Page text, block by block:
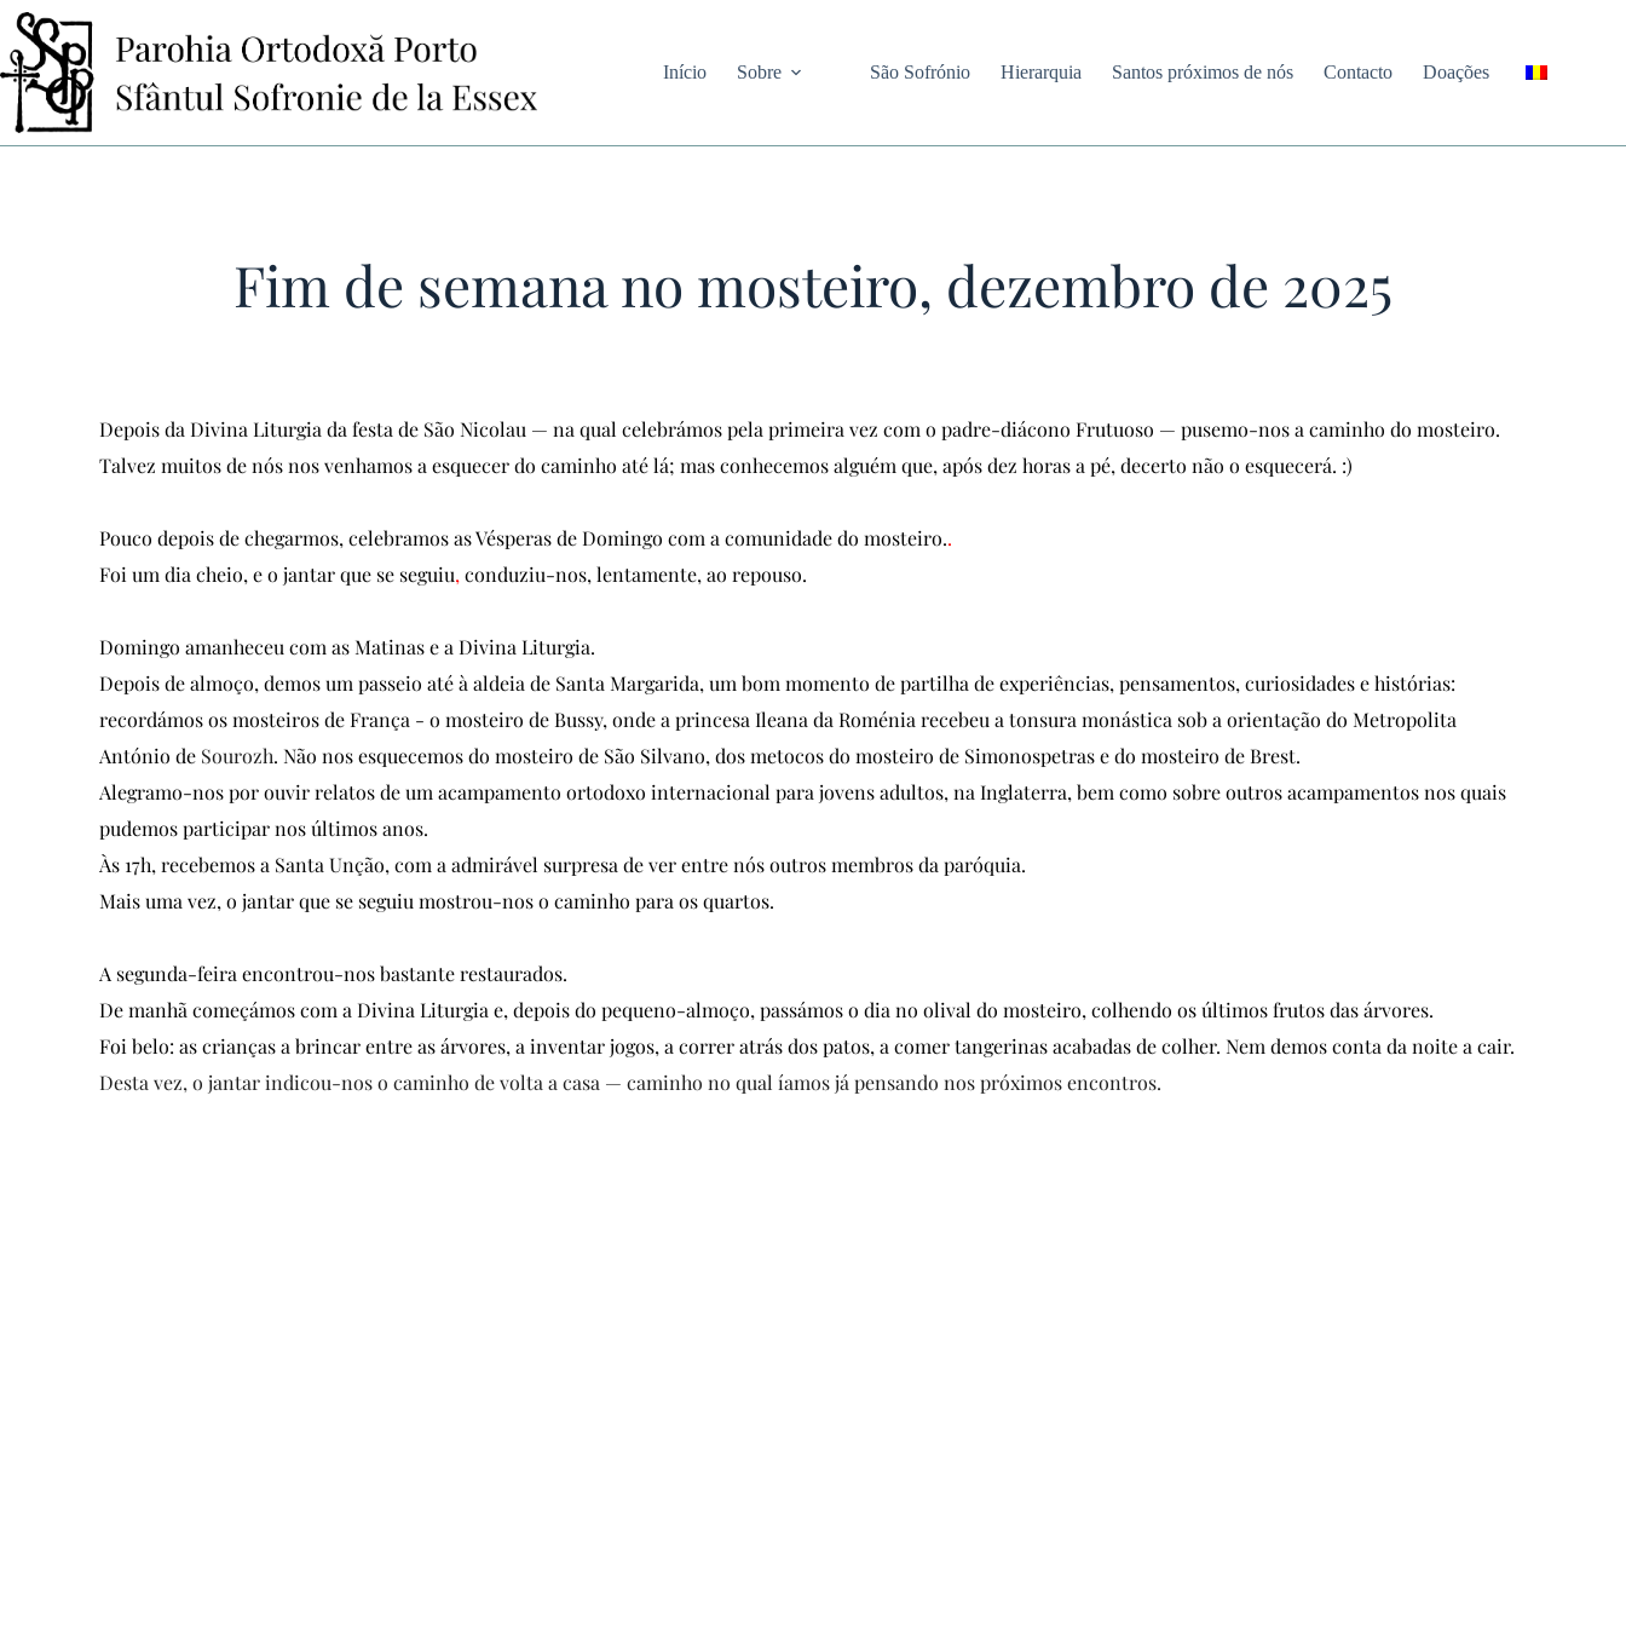
Pular
para
conteúdo
Início Sobre São Sofrónio Hierarquia Santos próximos de nós Contacto Doações
Fim de semana no mosteiro, dezembro de 2025
Depois da Divina Liturgia da festa de São Nicolau — na qual celebrámos pela primeira vez com o padre-diácono Frutuoso — pusemo-nos a caminho do mosteiro.
Talvez muitos de nós nos venhamos a esquecer do caminho até lá; mas conhecemos alguém que, após dez horas a pé, decerto não o esquecerá. :)
Pouco depois de chegarmos, celebramos as Vésperas de Domingo com a comunidade do mosteiro..
Foi um dia cheio, e o jantar que se seguiu, conduziu-nos, lentamente, ao repouso.
Domingo amanheceu com as Matinas e a Divina Liturgia.
Depois de almoço, demos um passeio até à aldeia de Santa Margarida, um bom momento de partilha de experiências, pensamentos, curiosidades e histórias:
recordámos os mosteiros de França - o mosteiro de Bussy, onde a princesa Ileana da Roménia recebeu a tonsura monástica sob a orientação do Metropolita
António de Sourozh. Não nos esquecemos do mosteiro de São Silvano, dos metocos do mosteiro de Simonospetras e do mosteiro de Brest.
Alegramo-nos por ouvir relatos de um acampamento ortodoxo internacional para jovens adultos, na Inglaterra, bem como sobre outros acampamentos nos quais
pudemos participar nos últimos anos.
Às 17h, recebemos a Santa Unção, com a admirável surpresa de ver entre nós outros membros da paróquia.
Mais uma vez, o jantar que se seguiu mostrou-nos o caminho para os quartos.
A segunda-feira encontrou-nos bastante restaurados.
De manhã começámos com a Divina Liturgia e, depois do pequeno-almoço, passámos o dia no olival do mosteiro, colhendo os últimos frutos das árvores.
Foi belo: as crianças a brincar entre as árvores, a inventar jogos, a correr atrás dos patos, a comer tangerinas acabadas de colher. Nem demos conta da noite a cair.
Desta vez, o jantar indicou-nos o caminho de volta a casa — caminho no qual íamos já pensando nos próximos encontros.